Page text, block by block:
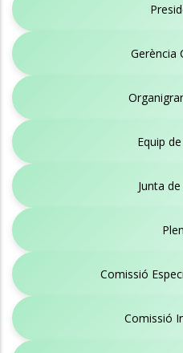
Gerència
Equip
Junta
Comissió
Comissió